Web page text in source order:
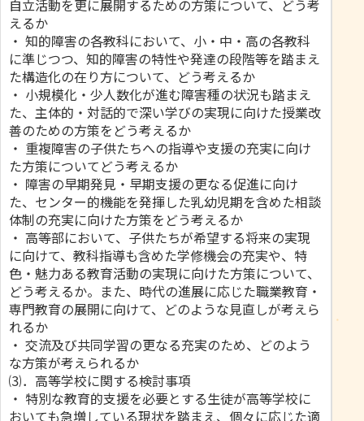
自立活動を更に展開するための方策について、どう考
えるか
・ 知的障害の各教科において、小・中・高の各教科
に準じつつ、知的障害の特性や発達の段階等を踏まえ
た構造化の在り方について、どう考えるか
・ 小規模化・少人数化が進む障害種の状況も踏まえ
た、主体的・対話的で深い学びの実現に向けた授業改
善のための方策をどう考えるか
・ 重複障害の子供たちへの指導や支援の充実に向け
た方策についてどう考えるか
・ 障害の早期発見・早期支援の更なる促進に向け
た、センター的機能を発揮した乳幼児期を含めた相談
体制の充実に向けた方策をどう考えるか
・ 高等部において、子供たちが希望する将来の実現
に向けて、教科指導も含めた学修機会の充実や、特
色・魅力ある教育活動の実現に向けた方策について、
どう考えるか。また、時代の進展に応じた職業教育・
専門教育の展開に向けて、どのような見直しが考えら
れるか
・ 交流及び共同学習の更なる充実のため、どのよう
な方策が考えられるか
⑶．高等学校に関する検討事項
・ 特別な教育的支援を必要とする生徒が高等学校に
おいても急増している現状を踏まえ、個々に応じた適